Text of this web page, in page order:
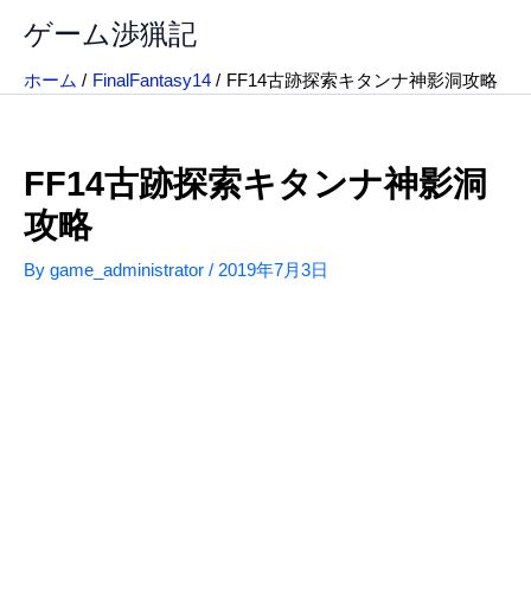
ス
ゲーム渉猟記
ホーム FinalFantasy14 FF14古跡探索キタンナ神影洞攻略
FF14古跡探索キタンナ神影洞
攻略
By game_administrator / 2019年7月3日